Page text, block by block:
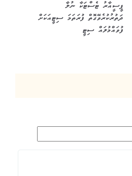
ޕީސީއާރު ޓެސްޓަކާ ނުލާ
ދަތުރުކުރެވޭގޮތް ފުރަތަމަ ސިޓީއަކަށް
ފުވައްމުލައް ސިޓީ